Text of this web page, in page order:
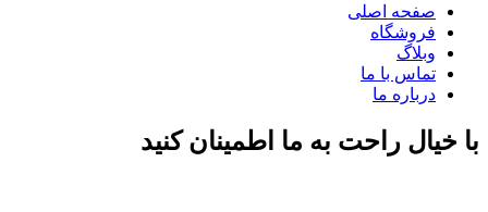
صفحه اصلی
فروشگاه
وبلاگ
تماس با ما
درباره ما
با خیال راحت به ما اطمینان کنید